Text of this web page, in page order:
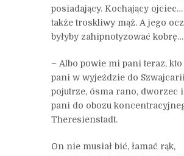
posiadający. Kochający
także troskliwy mąż. A jego
byłyby zahipnotyzować kobrę…
– Albo powie mi pani teraz, kto
pani w wyjeździe do
pojutrze, ósma rano, dworzec
pani do obozu
Theresienstadt.
On nie musiał bić, łamać rąk,